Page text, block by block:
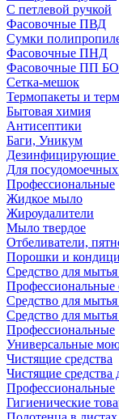
С петлевой ручкой
Фасовочные ПВД
Сумки
Фасовочные ПНД
Фасовочные ПП
Сетка-мешок
Термопакеты и
Бытовая химия
Антисептики
Баги, Уникум
Дезинфицирующие
Для
Профессиональные
Жидкое мыло
Жироудалители
Мыло твердое
Отбеливатели,
Порошки и
Средство для мытья
Профессиональные
Средство для
Средство для
Профессиональные
Универсальные
Чистящие средства
Чистящие средства
Профессиональные
Гигиенические